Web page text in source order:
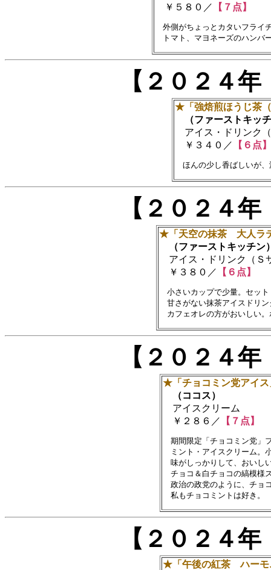
￥５８０／
【７点】
外側がちょっとカタいフライ
【２０２４
★「強焙煎ほうじ茶
（ファーストキッ
アイス・ドリンク
￥３４０／ 【６点】
【２０２４
★「天空の抹茶 大人ラ
（ファーストキッチン
アイス・ドリンク（Ｓ
￥３８０／ 【６点】
小さいカップで少量。セット
甘さがない抹茶アイスドリ
【２０２４
★「チョコミン党アイス
（ココス）
アイスクリーム
￥２８６／
【７点】
期間限定「チョコミン党」
ミント・アイスクリーム。
味がしっかりして、おいし
チョコ＆白チョコの縞模様
政治の政党のように、チョ
【２０２４
★「午後の紅茶 ハーモ